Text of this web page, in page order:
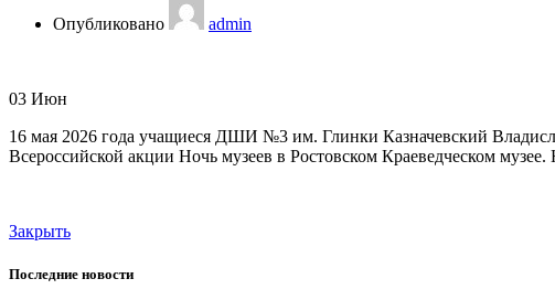
Опубликовано admin
03 Июн
16 мая 2026 года учащиеся ДШИ №3 им. Глинки Казначевский
Всероссийской акции Ночь музеев в Ростовском Краеведческом
Закрыть
Последние новости